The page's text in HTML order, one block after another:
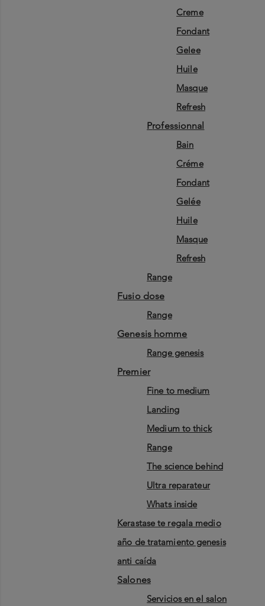
creme
fondant
gelee
huile
masque
refresh
professionnal
bain
créme
fondant
gelée
huile
masque
refresh
range
fusio dose
range
genesis homme
range genesis
premier
fine to medium
landing
medium to thick
range
the science behind
ultra reparateur
whats inside
kerastase te regala medio
año de tratamiento genesis
anti caída
salones
servicios en el salon